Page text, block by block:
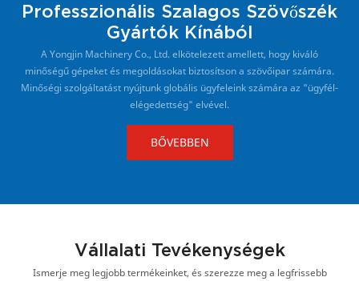
Professzionális Szalagos Szövőszék
Gyártók Kínából
A Yongjin Machinery Co., Ltd. elkötelezett amellett, hogy kiváló
minőségű gépeket és megoldásokat biztosítson a szövőipar számára.
Minőségi szolgáltatást nyújtunk globális ügyfeleink számára az "ügyfél-
elégedettség" elvével.
BŐVEBBEN
Vállalati Tevékenységek
Ismerje meg legjobb termékeinket, és szerezze meg a legfrissebb